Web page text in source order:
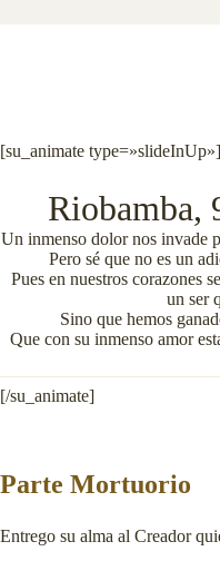
[su_animate type=»slideInUp»]
Riobamba,
Un inmenso dolor nos invade
Pero sé que no es un
Pues en nuestros corazones
un ser
Sino que hemos
Que con su inmenso amor
[/su_animate]
Parte Mortuorio
Entrego su alma al Creador